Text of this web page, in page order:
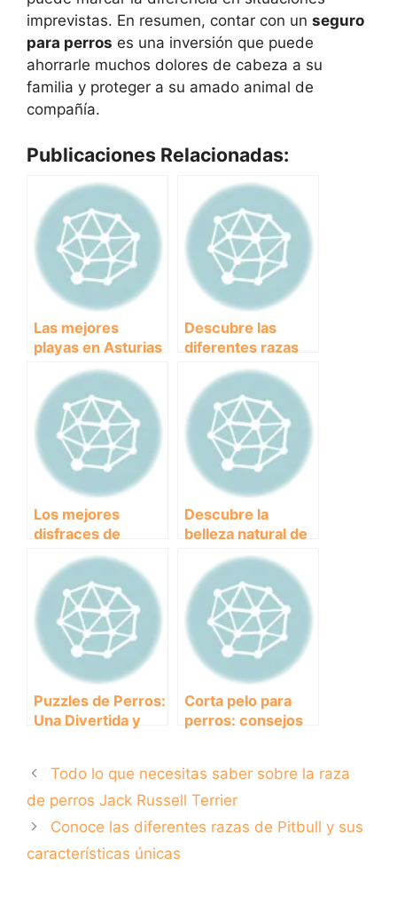
imprevistas. En resumen, contar con un seguro
para perros es una inversión que puede
ahorrarle muchos dolores de cabeza a su
familia y proteger a su amado animal de
compañía.
Publicaciones Relacionadas:
Las mejores
playas en Asturias
para disfrutar con
tu perro
Descubre las
diferentes razas
de perros grises:
características y
curiosidades.
Los mejores
disfraces de
Halloween para tu
perro: Ideas
creativas y
divertidas
Descubre la
belleza natural de
la playa La Rubina:
un paraíso en la
Costa Brava
Puzzles de Perros:
Una Divertida y
Mascota
Corta pelo para
perros: consejos
Todo lo que necesitas saber sobre la raza
de perros Jack Russell Terrier
Conoce las diferentes razas de Pitbull y sus
características únicas